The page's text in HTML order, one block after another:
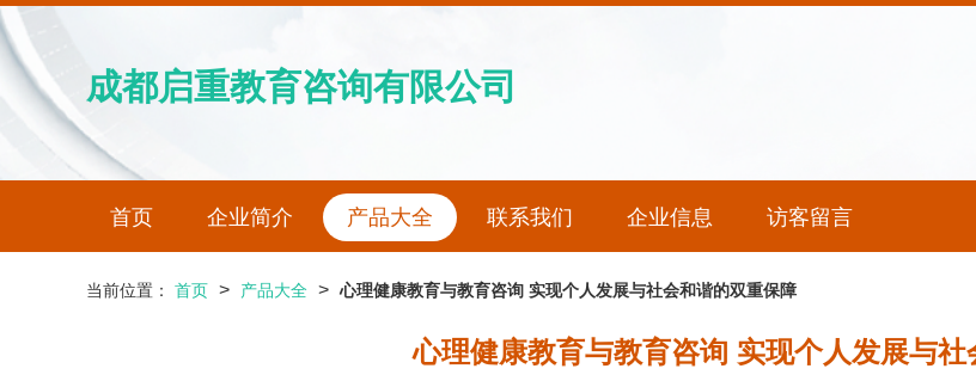
成都启重教育咨询有限公司
首页 企业简介 产品大全 联系我们 企业信息 访客留言
当前位置： 首页 > 产品大全 > 心理健康教育与教育咨询 实现个人发展与社会和谐的双重保障
心理健康教育与教育咨询 实现个人发展与